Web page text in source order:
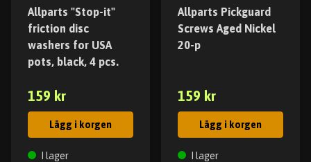
Allparts "Stop-it"
friction disc
washers for USA
pots, black, 4 pcs.
159 kr
Lägg i korgen
I lager
Allparts Pickguard
Screws Aged Nickel
20-p
159 kr
Lägg i korgen
I lager